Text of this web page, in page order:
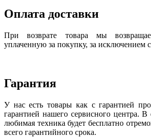
Оплата доставки
При возврате товара мы
уплаченную за покупку, за исключением
Гарантия
У нас есть товары как с гарантией
гарантией нашего сервисного центра.
любимая техника будет бесплатно
всего гарантийного срока.